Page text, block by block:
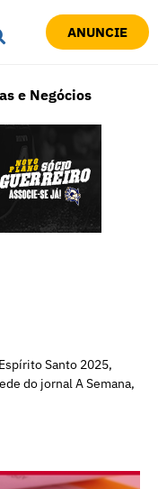
ANUNCIE
e Negócios
Santo 2025,
do jornal A Semana,